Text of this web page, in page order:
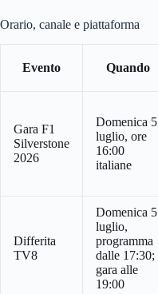
Orario, canale e piattaforma
Evento Quando
Gara F1
Silverstone
2026
Domenica 5
luglio, ore
16:00
italiane
Differita
TV8
Domenica 5
luglio,
programma
dalle 17:30;
gara alle
19:00